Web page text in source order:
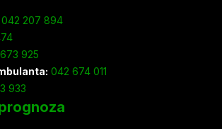
042 207 894
925
042 674 011
933